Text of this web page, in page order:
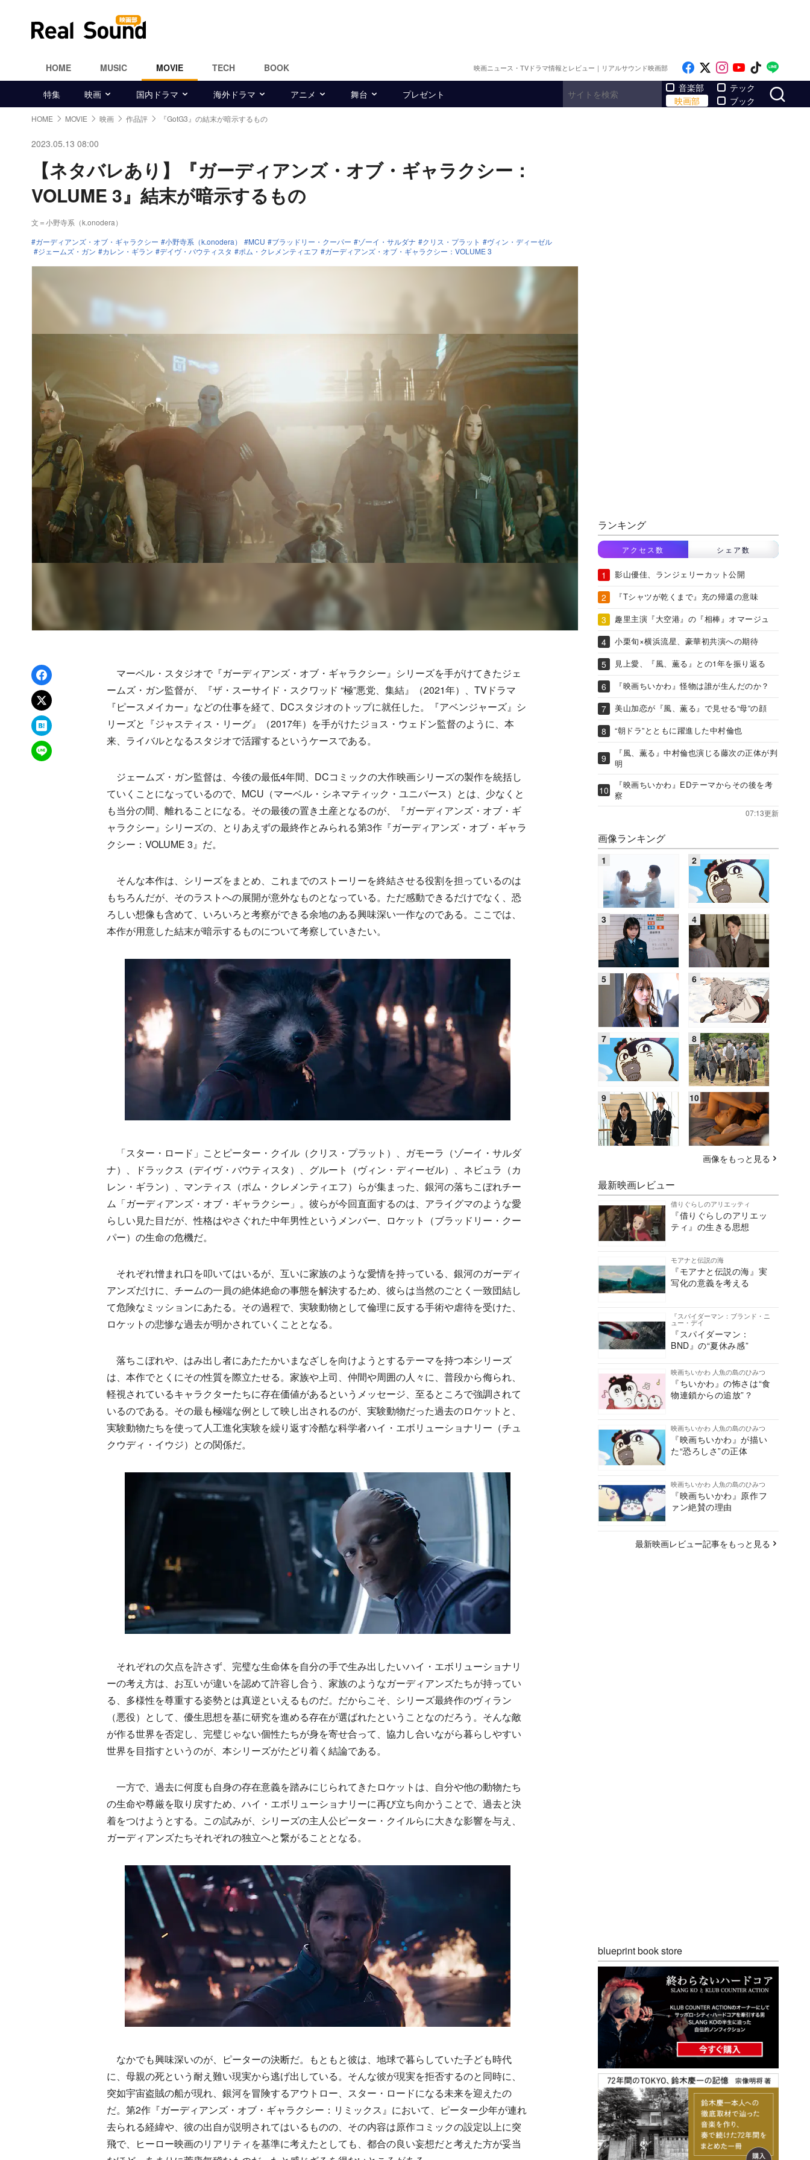
HOME MUSIC MOVIE TECH BOOK 映画ニュース・TVドラマ情報とレビュー｜リアルサウンド映画部 Like on Facebook
Follow on x
Follow on
Follow on
Follow
特集 映画 国内ドラマ 海外ドラマ アニメ 舞台 プレゼント
音楽部
映画部
テック
ブック
HOME MOVIE 映画 作品評 『GotG3』の結末が暗示するもの
2023.05.13 08:00
【ネタバレあり】『ガーディアンズ・オブ・ギャラクシー：
VOLUME 3』結末が暗示するもの
文＝小野寺系（k.onodera）
ガーディアンズ・オブ・ギャラクシー
小野寺系（k.onodera） MCU ブラッドリー・クーパー ゾーイ・サルダナ クリス・プラット
ヴィン・ディーゼル
ジェームズ・ガン
カレン・ギラン デイヴ・バウティスタ ポム・クレメンティエフ ガーディアンズ・オブ・ギャラクシー：VOLUME 3
Facebookでシェア
xでポスト
はてなブックマーク
LINEで送る
マーベル・スタジオで『ガーディアンズ・オブ・ギャラクシー』シリーズを手がけてきたジェ
ームズ・ガン監督が、『ザ・スーサイド・スクワッド “極”悪党、集結』（2021年）、TVドラマ
『ピースメイカー』などの仕事を経て、DCスタジオのトップに就任した。『アベンジャーズ』シ
リーズと『ジャスティス・リーグ』（2017年）を手がけたジョス・ウェドン監督のように、本
来、ライバルとなるスタジオで活躍するというケースである。
ジェームズ・ガン監督は、今後の最低4年間、DCコミックの大作映画シリーズの製作を統括し
ていくことになっているので、MCU（マーベル・シネマティック・ユニバース）とは、少なくと
も当分の間、離れることになる。その最後の置き土産となるのが、『ガーディアンズ・オブ・ギ
ャラクシー』シリーズの、とりあえずの最終作とみられる第3作『ガーディアンズ・オブ・ギャラ
クシー：VOLUME 3』だ。
そんな本作は、シリーズをまとめ、これまでのストーリーを終結させる役割を担っているのは
もちろんだが、そのラストへの展開が意外なものとなっている。ただ感動できるだけでなく、恐
ろしい想像も含めて、いろいろと考察ができる余地のある興味深い一作なのである。ここでは、
本作が用意した結末が暗示するものについて考察していきたい。
「スター・ロード」ことピーター・クイル（クリス・プラット）、ガモーラ（ゾーイ・サルダ
ナ）、ドラックス（デイヴ・バウティスタ）、グルート（ヴィン・ディーゼル）、ネビュラ（カ
レン・ギラン）、マンティス（ポム・クレメンティエフ）らが集まった、銀河の落ちこぼれチー
ム「ガーディアンズ・オブ・ギャラクシー」。彼らが今回直面するのは、アライグマのような愛
らしい見た目だが、性格はやさぐれた中年男性というメンバー、ロケット（ブラッドリー・クー
パー）の生命の危機だ。
それぞれ憎まれ口を叩いてはいるが、互いに家族のような愛情を持っている、銀河のガーディ
アンズだけに、チームの一員の絶体絶命の事態を解決するため、彼らは当然のごとく一致団結し
て危険なミッションにあたる。その過程で、実験動物として倫理に反する手術や虐待を受けた、
ロケットの悲惨な過去が明かされていくこととなる。
落ちこぼれや、はみ出し者にあたたかいまなざしを向けようとするテーマを持つ本シリーズ
は、本作でとくにその性質を際立たせる。家族や上司、仲間や周囲の人々に、普段から侮られ、
軽視されているキャラクターたちに存在価値があるというメッセージ、至るところで強調されて
いるのである。その最も極端な例として映し出されるのが、実験動物だった過去のロケットと、
実験動物たちを使って人工進化実験を繰り返す冷酷な科学者ハイ・エボリューショナリー（チュ
クウディ・イウジ）との関係だ。
それぞれの欠点を許さず、完璧な生命体を自分の手で生み出したいハイ・エボリューショナリ
ーの考え方は、お互いが違いを認めて許容し合う、家族のようなガーディアンズたちが持ってい
る、多様性を尊重する姿勢とは真逆といえるものだ。だからこそ、シリーズ最終作のヴィラン
（悪役）として、優生思想を基に研究を進める存在が選ばれたということなのだろう。そんな敵
が作る世界を否定し、完璧じゃない個性たちが身を寄せ合って、協力し合いながら暮らしやすい
世界を目指すというのが、本シリーズがたどり着く結論である。
一方で、過去に何度も自身の存在意義を踏みにじられてきたロケットは、自分や他の動物たち
の生命や尊厳を取り戻すため、ハイ・エボリューショナリーに再び立ち向かうことで、過去と決
着をつけようとする。この試みが、シリーズの主人公ピーター・クイルらに大きな影響を与え、
ガーディアンズたちそれぞれの独立へと繋がることとなる。
なかでも興味深いのが、ピーターの決断だ。もともと彼は、地球で暮らしていた子ども時代
に、母親の死という耐え難い現実から逃げ出している。そんな彼が現実を拒否するのと同時に、
突如宇宙盗賊の船が現れ、銀河を冒険するアウトロー、スター・ロードになる未来を迎えたの
だ。第2作『ガーディアンズ・オブ・ギャラクシー：リミックス』において、ピーター少年が連れ
去られる経緯や、彼の出自が説明されてはいるものの、その内容は原作コミックの設定以上に突
飛で、ヒーロー映画のリアリティを基準に考えたとしても、都合の良い妄想だと考えた方が妥当
ランキング
アクセス数 シェア数
影山優佳、ランジェリーカット公開
『Tシャツが乾くまで』充の帰還の意味
趣里主演『大空港』の『相棒』オマージュ
小栗旬×横浜流星、豪華初共演への期待
見上愛、『風、薫る』との1年を振り返る
『映画ちいかわ』怪物は誰が生んだのか？
美山加恋が『風、薫る』で見せる“母”の顔
“朝ドラ”とともに躍進した中村倫也
『風、薫る』中村倫也演じる藤次の正体が判
明
『映画ちいかわ』EDテーマからその後を考
察
07:13更新
画像ランキング
画像をもっと見る
最新映画レビュー
借りぐらしのアリエッティ
『借りぐらしのアリエッ
ティ』の生きる思想
モアナと伝説の海
『モアナと伝説の海』実
写化の意義を考える
『スパイダーマン：ブランド・ニ
ュー・デイ
『スパイダーマン：
BND』の“夏休み感”
映画ちいかわ 人魚の島のひみつ
『ちいかわ』の怖さは“食
物連鎖からの追放”？
映画ちいかわ 人魚の島のひみつ
『映画ちいかわ』が描い
た“恐ろしさ”の正体
映画ちいかわ 人魚の島のひみつ
『映画ちいかわ』原作フ
ァン絶賛の理由
最新映画レビュー記事をもっと見る
blueprint book store